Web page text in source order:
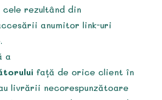
rezultând din
anumitor link-uri
a
față de orice client în
livrării necorespunzătoare